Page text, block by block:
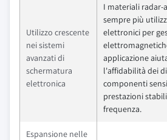
Utilizzo crescente
nei sistemi
avanzati di
schermatura
elettronica
I materiali radar-
sempre più
elettronici per
applicazione
l'affidabilità dei
componenti
prestazioni
frequenza.
Espansione nelle